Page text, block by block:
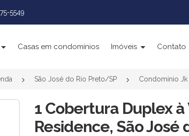
5549
Casas em condomínios Imóveis Contato
São José do Rio Preto/SP Condomínio Jk
1 Cobertura Duplex
Residence, São José